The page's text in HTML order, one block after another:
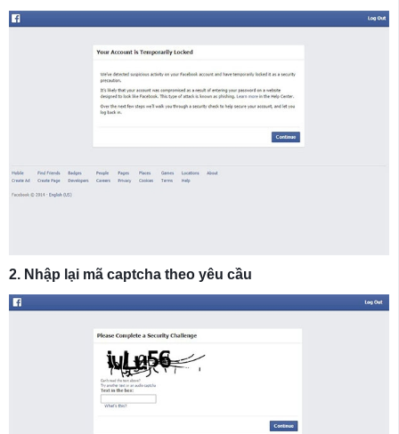
2. Nhập lại mã captcha theo yêu cầu